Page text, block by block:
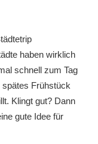
haben wirklich
schnell zum Tag
spätes Frühstück
Klingt gut? Dann
gute Idee für